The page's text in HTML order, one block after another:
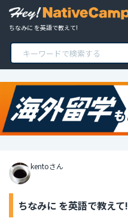
ちなみに を英語で教えて!
kentoさん
ちなみに を英語で教えて!